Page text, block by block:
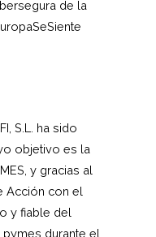
de la
S.L. ha sido
objetivo es la
y gracias al
Acción con el
y fiable del
durante el